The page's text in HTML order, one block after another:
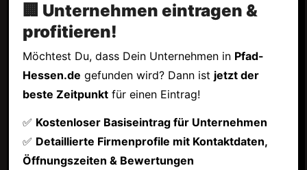
🏢 Unternehmen eintragen &
profitieren!
Möchtest Du, dass Dein Unternehmen in Pfad-
Hessen.de gefunden wird? Dann ist jetzt der
beste Zeitpunktfür einen Eintrag!
✅ Kostenloser Basiseintrag für Unternehmen
✅ Detaillierte Firmenprofile mit Kontaktdaten,
Öffnungszeiten & Bewertungen